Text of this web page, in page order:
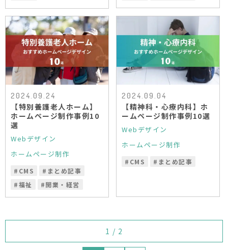
2024.09.24
【特別養護老人ホーム】
ホームページ制作事例10
選
Webデザイン
ホームページ制作
# CMS # まとめ記事
#福祉 #開業・経営
2024.09.04
【精神科・心療内科】ホ
ームページ制作事例10選
Webデザイン
ホームページ制作
# CMS # まとめ記事
1 / 2